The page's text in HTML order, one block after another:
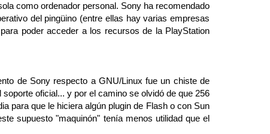
como ordenador personal. Sony ha recomendado
del pingüino (entre ellas hay varias empresas
poder acceder a los recursos de la PlayStation
de Sony respecto a GNU/Linux fue un chiste de
oficial... y por el camino se olvidó de que 256
para que le hiciera algún plugin de Flash o con Sun
supuesto "maquinón" tenía menos utilidad que el